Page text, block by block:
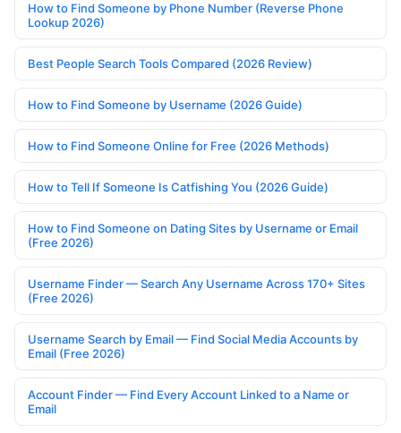
How to Find Someone by Phone Number (Reverse Phone
Lookup 2026)
Best People Search Tools Compared (2026 Review)
How to Find Someone by Username (2026 Guide)
How to Find Someone Online for Free (2026 Methods)
How to Tell If Someone Is Catfishing You (2026 Guide)
How to Find Someone on Dating Sites by Username or Email
(Free 2026)
Username Finder — Search Any Username Across 170+ Sites
(Free 2026)
Username Search by Email — Find Social Media Accounts by
Email (Free 2026)
Account Finder — Find Every Account Linked to a Name or
Email